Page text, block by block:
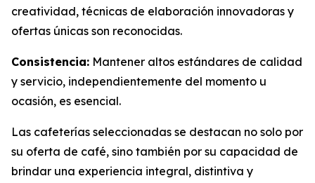
creatividad, técnicas de elaboración innovadoras y
ofertas únicas son reconocidas.
Consistencia: Mantener altos estándares de calidad
y servicio, independientemente del momento u
ocasión, es esencial.
Las cafeterías seleccionadas se destacan no solo por
su oferta de café, sino también por su capacidad de
brindar una experiencia integral, distintiva y